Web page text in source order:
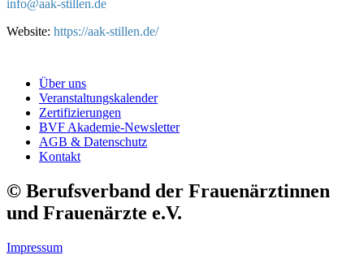
info@aak-stillen.de
Website: https://aak-stillen.de/
Über uns
Veranstaltungskalender
Zertifizierungen
BVF Akademie-Newsletter
AGB & Datenschutz
Kontakt
© Berufsverband der Frauenärztinnen
und Frauenärzte e.V.
Impressum